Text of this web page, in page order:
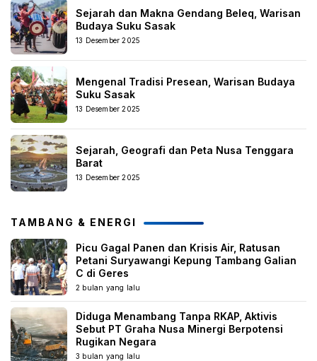
Sejarah dan Makna Gendang Beleq, Warisan
Budaya Suku Sasak
13 Desember 2025
Mengenal Tradisi Presean, Warisan Budaya
Suku Sasak
13 Desember 2025
Sejarah, Geografi dan Peta Nusa Tenggara
Barat
13 Desember 2025
TAMBANG & ENERGI
Picu Gagal Panen dan Krisis Air, Ratusan
Petani Suryawangi Kepung Tambang Galian
C di Geres
2 bulan yang lalu
Diduga Menambang Tanpa RKAP, Aktivis
Sebut PT Graha Nusa Minergi Berpotensi
Rugikan Negara
3 bulan yang lalu